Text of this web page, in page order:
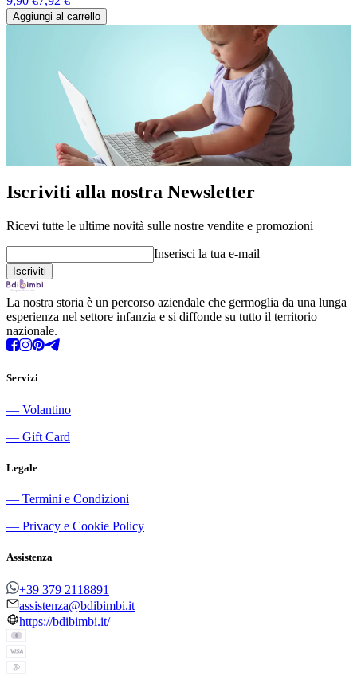
Aggiungi al carrello
Iscriviti alla nostra Newsletter
Ricevi tutte le ultime novità sulle nostre vendite e promozioni
Inserisci la tua e-mail
La nostra storia è un percorso aziendale che germoglia da una lunga
esperienza nel settore infanzia e si diffonde su tutto il territorio
nazionale.
Servizi
― Volantino
― Gift Card
Legale
― Termini e Condizioni
― Privacy e Cookie Policy
Assistenza
+39 379 2118891
assistenza@bdibimbi.it
https://bdibimbi.it/